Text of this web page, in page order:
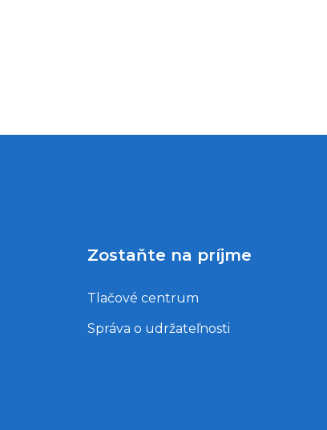
Zostaňte na príjme
Tlačové centrum
Správa o udržateľnosti